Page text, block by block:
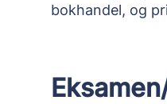
bokhandel, og